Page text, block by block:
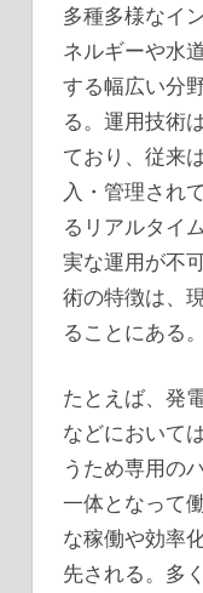
多種多様なイ
ネルギーや水
する幅広い分
る。運用技術
ており、従来
入・管理され
るリアルタイ
実な運用が不
術の特徴は、
ることにある。
たとえば、発
などにおいて
うため専用の
一体となって
な稼働や効率
先される。多